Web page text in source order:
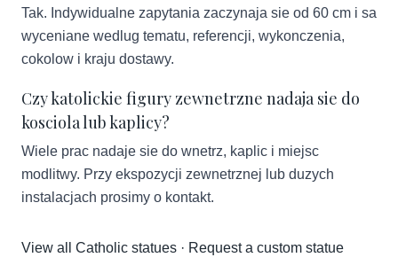
Tak. Indywidualne zapytania zaczynaja sie od 60 cm i sa
wyceniane wedlug tematu, referencji, wykonczenia,
cokolow i kraju dostawy.
Czy katolickie figury zewnetrzne nadaja sie do
kosciola lub kaplicy?
Wiele prac nadaje sie do wnetrz, kaplic i miejsc
modlitwy. Przy ekspozycji zewnetrznej lub duzych
instalacjach prosimy o kontakt.
View all Catholic statues · Request a custom statue